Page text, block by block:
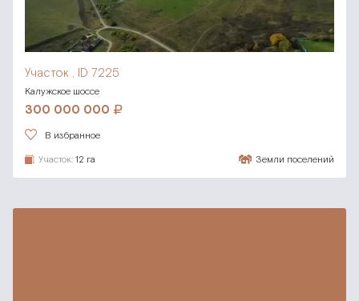
Участок , ID 7225
Калужское шоссе
300 000 000
В избранное
Участок: 12 га Земли поселений